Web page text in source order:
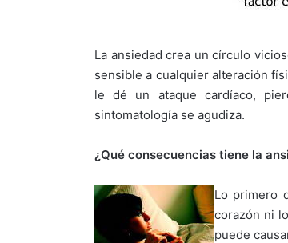
La ansiedad crea un círculo
sensible a cualquier alteración
le dé un ataque cardíaco,
sintomatología se agudiza.
¿Qué consecuencias tiene la
Lo primero
corazón ni
puede